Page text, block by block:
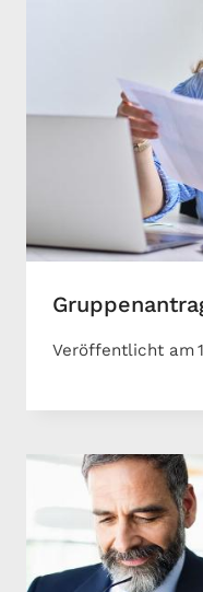
Veröffentlicht am